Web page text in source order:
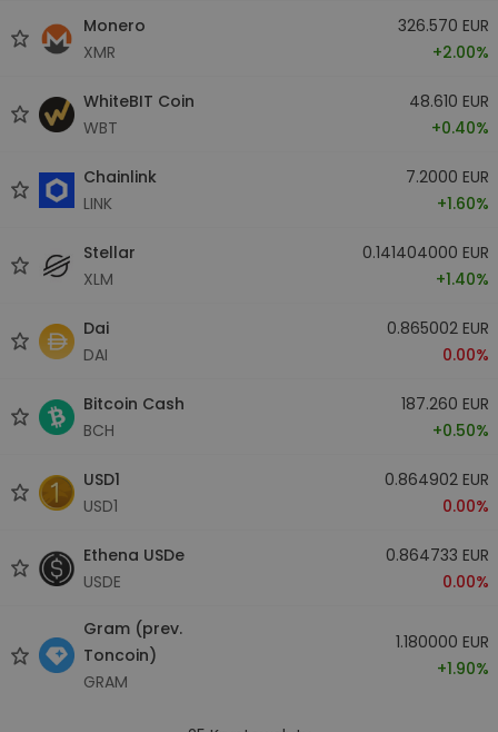
Monero
XMR
326.570 EUR
+2.00%
WhiteBIT Coin
WBT
48.610 EUR
+0.40%
Chainlink
LINK
7.2000 EUR
+1.60%
Stellar
XLM
0.141404000 EUR
+1.40%
Dai
DAI
0.865002 EUR
0.00%
Bitcoin Cash
BCH
187.260 EUR
+0.50%
USD1
USD1
0.864902 EUR
0.00%
Ethena USDe
USDE
0.864733 EUR
0.00%
Gram (prev.
Toncoin)
GRAM
1.180000 EUR
+1.90%